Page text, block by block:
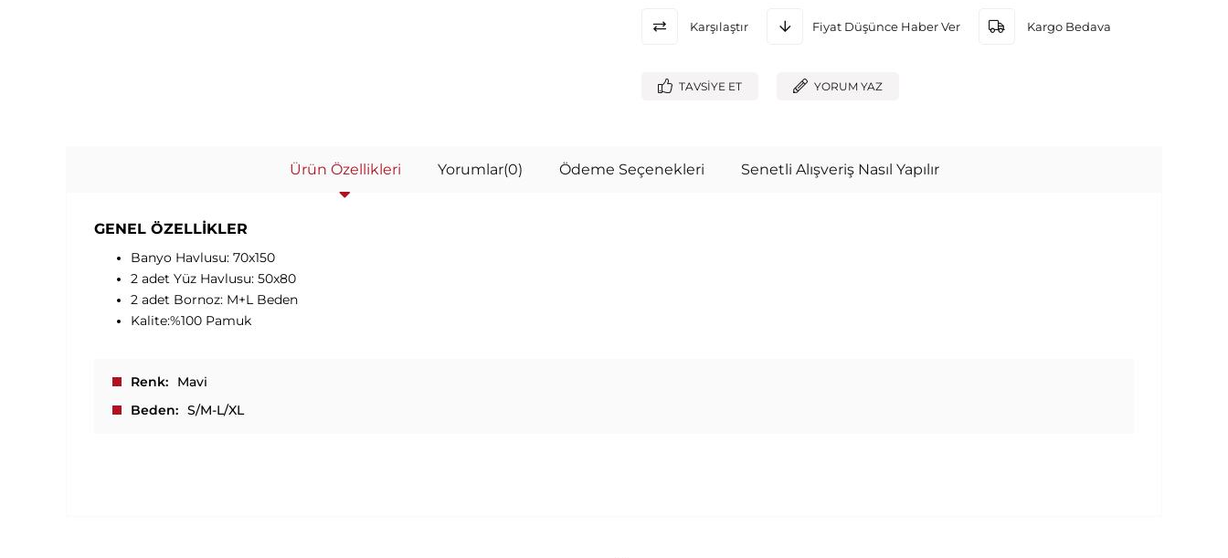
Karşılaştır Fiyat Düşünce Haber Ver Kargo Bedava
TAVSIYE ET YORUM YAZ
Ürün Özellikleri Yorumlar(0) Ödeme Seçenekleri Senetli Alışveriş Nasıl Yapılır
GENEL ÖZELLİKLER
Banyo Havlusu: 70x150
2 adet Yüz Havlusu: 50x80
2 adet Bornoz: M+L Beden
Kalite:%100 Pamuk
Renk
Mavi
Beden
S/M-L/XL